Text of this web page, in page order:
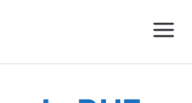
- Suivre